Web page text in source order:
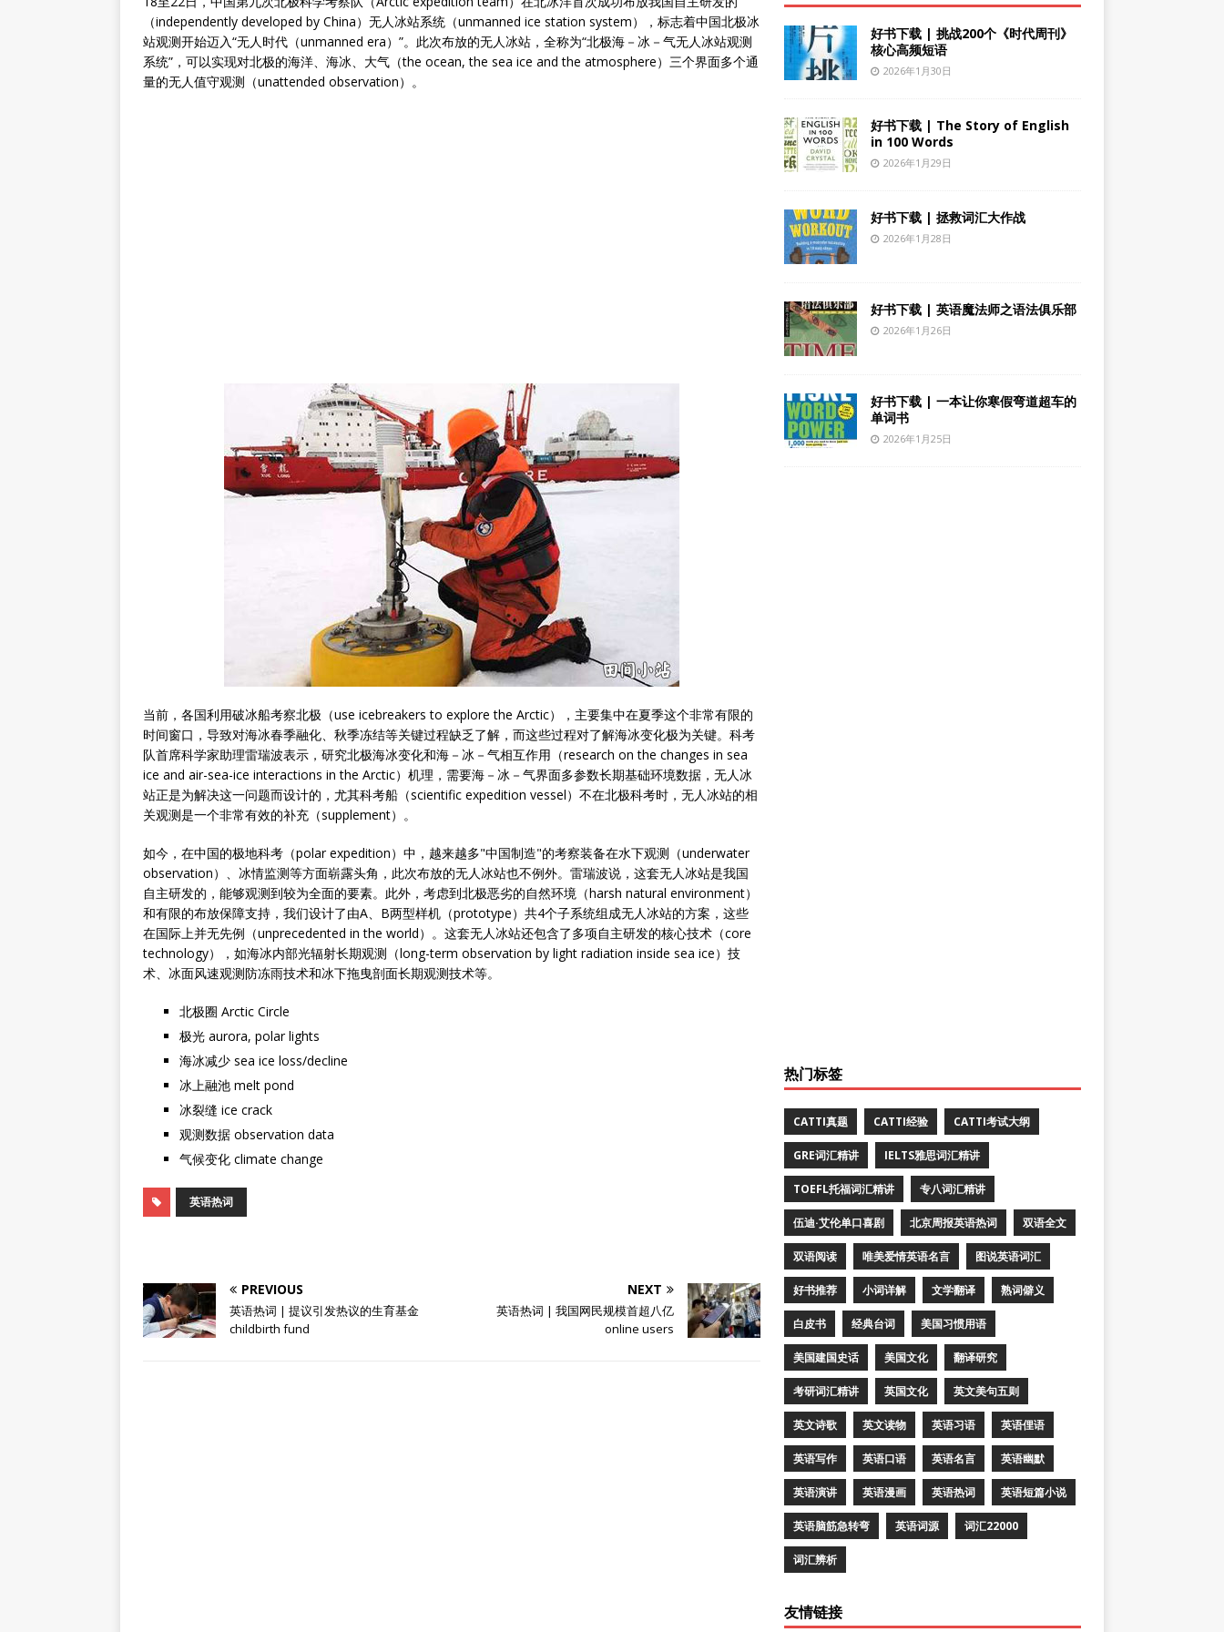
（independently developed by China）无人冰站系统（unmanned ice station system），标志着中国北极冰
站观测开始迈入“无人时代（unmanned era）”。此次布放的无人冰站，全称为“北极海－冰－气无人冰站观测
系统”，可以实现对北极的海洋、海冰、大气（the ocean, the sea ice and the atmosphere）三个界面多个通
量的无人值守观测（unattended observation）。
当前，各国利用破冰船考察北极（use icebreakers to explore the Arctic），主要集中在夏季这个非常有限的
时间窗口，导致对海冰春季融化、秋季冻结等关键过程缺乏了解，而这些过程对了解海冰变化极为关键。科考
队首席科学家助理雷瑞波表示，研究北极海冰变化和海－冰－气相互作用（research on the changes in sea
ice and air-sea-ice interactions in the Arctic）机理，需要海－冰－气界面多参数长期基础环境数据，无人冰
站正是为解决这一问题而设计的，尤其科考船（scientific expedition vessel）不在北极科考时，无人冰站的相
关观测是一个非常有效的补充（supplement）。
如今，在中国的极地科考（polar expedition）中，越来越多"中国制造"的考察装备在水下观测（underwater
observation）、冰情监测等方面崭露头角，此次布放的无人冰站也不例外。雷瑞波说，这套无人冰站是我国
自主研发的，能够观测到较为全面的要素。此外，考虑到北极恶劣的自然环境（harsh natural environment）
和有限的布放保障支持，我们设计了由A、B两型样机（prototype）共4个子系统组成无人冰站的方案，这些
在国际上并无先例（unprecedented in the world）。这套无人冰站还包含了多项自主研发的核心技术（core
technology），如海冰内部光辐射长期观测（long-term observation by light radiation inside sea ice）技
术、冰面风速观测防冻雨技术和冰下拖曳剖面长期观测技术等。
北极圈 Arctic Circle
极光 aurora, polar lights
海冰减少 sea ice loss/decline
冰上融池 melt pond
冰裂缝 ice crack
观测数据 observation data
气候变化 climate change
英语热词
PREVIOUS
英语热词 | 提议引发热议的生育基金
childbirth fund
NEXT
英语热词 | 我国网民规模首超八亿
online users
好书下载 | 挑战200个《时代周刊》
核心高频短语
2026年1月30日
好书下载 | The Story of English
in 100 Words
2026年1月29日
好书下载 | 拯救词汇大作战
2026年1月28日
好书下载 | 英语魔法师之语法俱乐部
2026年1月26日
好书下载 | 一本让你寒假弯道超车的
单词书
2026年1月25日
热门标签
CATTI真题 CATTI经验 CATTI考试大纲
GRE词汇精讲 IELTS雅思词汇精讲
TOEFL托福词汇精讲 专八词汇精讲
伍迪·艾伦单口喜剧 北京周报英语热词 双语全文
双语阅读 唯美爱情英语名言 图说英语词汇
好书推荐 小词详解 文学翻译 熟词僻义
白皮书 经典台词 美国习惯用语
美国建国史话 美国文化 翻译研究
考研词汇精讲 英国文化 英文美句五则
英文诗歌 英文读物 英语习语 英语俚语
英语写作 英语口语 英语名言 英语幽默
英语演讲 英语漫画 英语热词 英语短篇小说
英语脑筋急转弯 英语词源 词汇22000
词汇辨析
友情链接